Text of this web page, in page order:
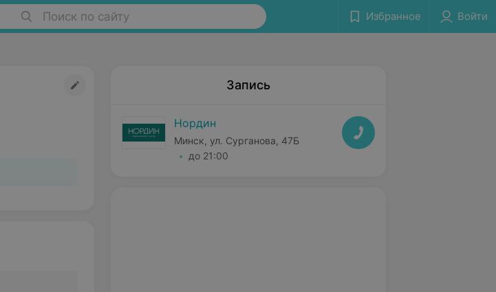
Поиск по сайту Избранное Войти
Запись
Нордин
Минск, ул. Сурганова, 47Б
до 21:00